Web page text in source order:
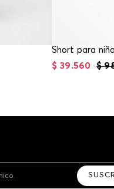
$
$ 39.560